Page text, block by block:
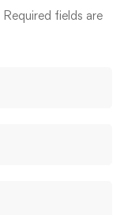
Required fields are